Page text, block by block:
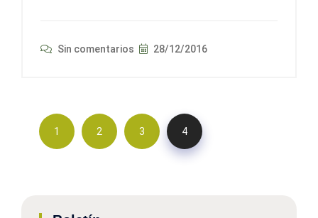
Sin comentarios 28/12/2016
1 2 3 4